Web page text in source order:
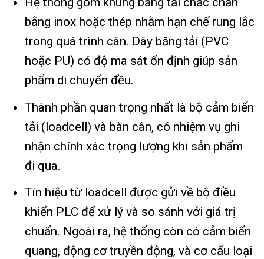
bằng inox hoặc thép nhằm hạn chế rung lắc
trong quá trình cân. Dây băng tải (PVC
hoặc PU) có độ ma sát ổn định giúp sản
phẩm di chuyển đều.
Thành phần quan trọng nhất là bộ cảm biến
tải (loadcell) và bàn cân, có nhiệm vụ ghi
nhận chính xác trọng lượng khi sản phẩm
đi qua.
Tín hiệu từ loadcell được gửi về bộ điều
khiển PLC để xử lý và so sánh với giá trị
chuẩn. Ngoài ra, hệ thống còn có cảm biến
quang, động cơ truyền động, và cơ cấu loại